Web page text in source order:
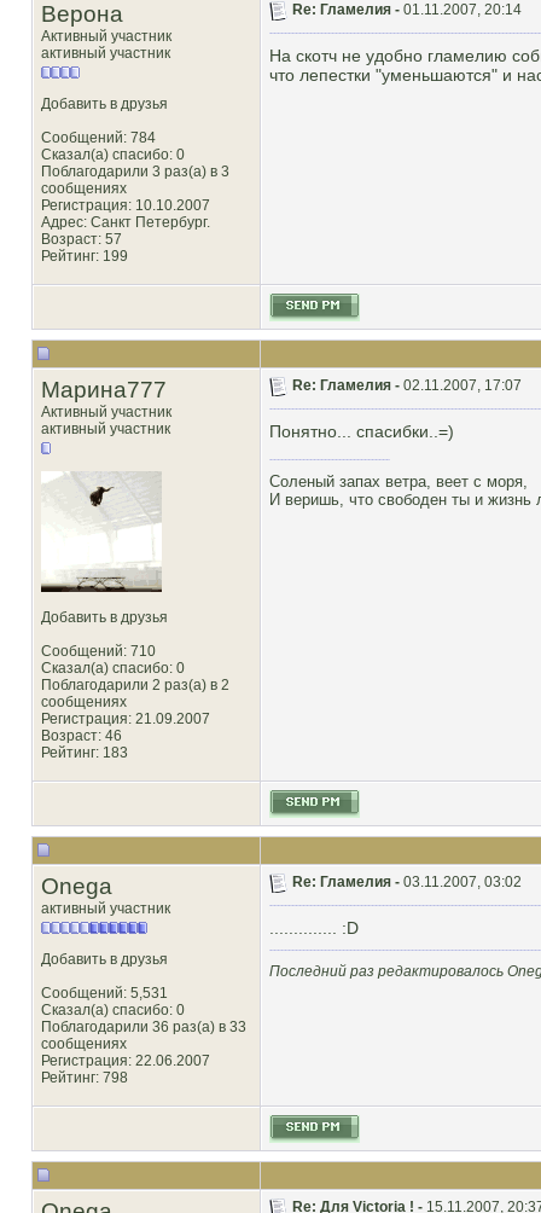
Верона
Активный участник
активный участник
Добавить в друзья
Сообщений: 784
Сказал(а) спасибо: 0
Поблагодарили 3 раз(а) в 3
сообщениях
Регистрация: 10.10.2007
Адрес: Санкт Петербург.
Возраст: 57
Рейтинг: 199
Re: Гламелия - 01.11.2007, 20:14
На скотч не удобно гламелию
что лепестки "уменьшаются" и
Марина777
Активный участник
активный участник
Добавить в друзья
Сообщений: 710
Сказал(а) спасибо: 0
Поблагодарили 2 раз(а) в 2
сообщениях
Регистрация: 21.09.2007
Возраст: 46
Рейтинг: 183
Re: Гламелия - 02.11.2007, 17:07
Понятно... спасибки..=)
Соленый запах ветра, веет с моря,
И веришь, что свободен ты и жизнь
Onega
активный участник
Добавить в друзья
Сообщений: 5,531
Сказал(а) спасибо: 0
Поблагодарили 36 раз(а) в 33
сообщениях
Регистрация: 22.06.2007
Рейтинг: 798
Re: Гламелия - 03.11.2007, 03:02
.............. :D
Последний раз редактировалось
Re: Для Victoria ! - 15.11.2007,